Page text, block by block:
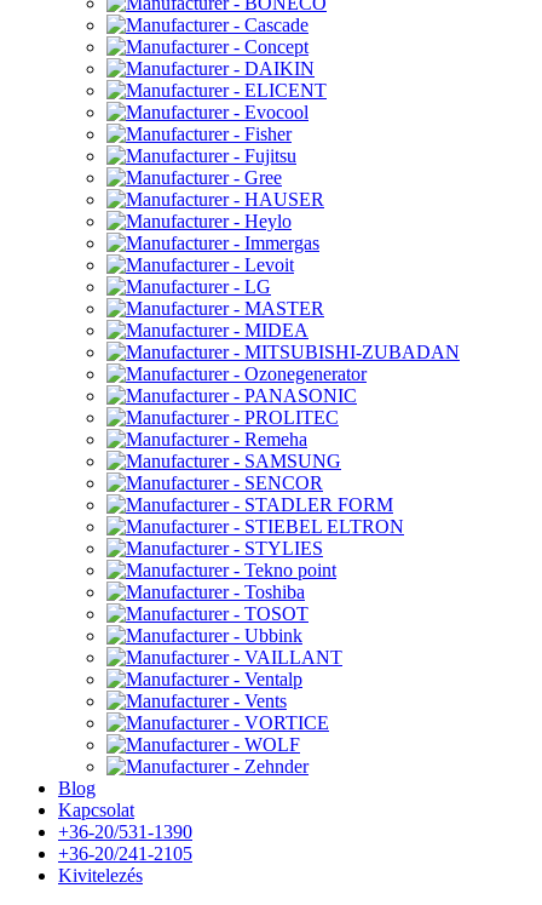
Blog
Kapcsolat
+36-20/531-1390
+36-20/241-2105
Kivitelezés